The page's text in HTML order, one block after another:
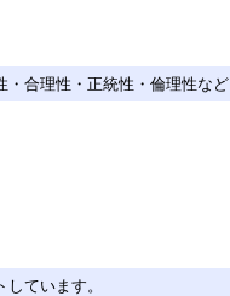
合理性・正統性・倫理性な
ています。